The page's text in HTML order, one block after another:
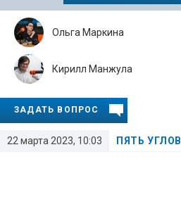
22 марта 2023, 10:03 ПЯТЬ УГЛОВ
Ольга Маркина
Кирилл Манжула
ЗАДАТЬ ВОПРОС